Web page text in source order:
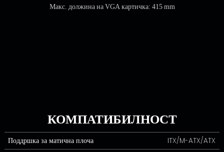
Макс. должина на VGA картичка: 415 mm
КОМПАТИБИЛНОСТ
Поддршка за матична плоча
ITX/M-ATX/ATX